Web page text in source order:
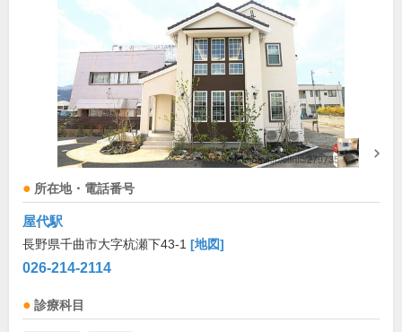
所在地・電話番号
屋代駅
長野県千曲市大字杭瀬下43-1 [地図]
026-214-2114
診療科目